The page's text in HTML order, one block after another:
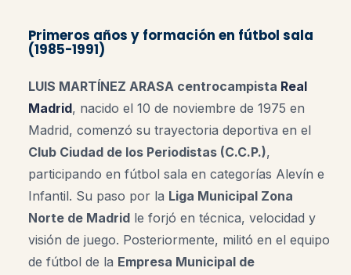
Primeros años y formación en fútbol sala
(1985-1991)
LUIS MARTÍNEZ ARASA centrocampista Real
Madrid, nacido el 10 de noviembre de 1975 en
Madrid, comenzó su trayectoria deportiva en el
Club Ciudad de los Periodistas (C.C.P.),
participando en fútbol sala en categorías Alevín e
Infantil. Su paso por la Liga Municipal Zona
Norte de Madrid le forjó en técnica, velocidad y
visión de juego. Posteriormente, militó en el equipo
de fútbol de la Empresa Municipal de